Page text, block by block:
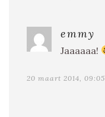
emmy
Jaaaaaa!
20 maart 2014, 09:05